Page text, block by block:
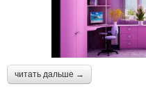
читать дальше →